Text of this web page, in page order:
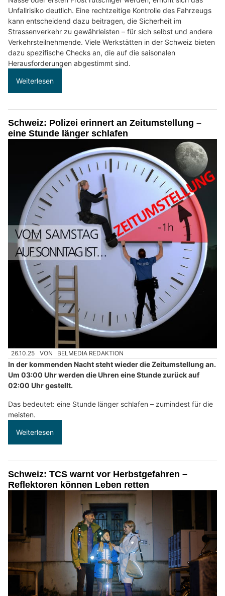
Unfallrisiko deutlich. Eine rechtzeitige Kontrolle des Fahrzeugs
kann entscheidend dazu beitragen, die Sicherheit im
Strassenverkehr zu gewährleisten – für sich selbst und andere
Verkehrsteilnehmende. Viele Werkstätten in der Schweiz bieten
dazu spezifische Checks an, die auf die saisonalen
Herausforderungen abgestimmt sind.
Weiterlesen
Schweiz: Polizei erinnert an Zeitumstellung –
eine Stunde länger schlafen
26.10.25 VON BELMEDIA REDAKTION
In der kommenden Nacht steht wieder die Zeitumstellung an.
Um 03:00 Uhr werden die Uhren eine Stunde zurück auf
02:00 Uhr gestellt.
Das bedeutet: eine Stunde länger schlafen – zumindest für die
meisten.
Weiterlesen
Schweiz: TCS warnt vor Herbstgefahren –
Reflektoren können Leben retten